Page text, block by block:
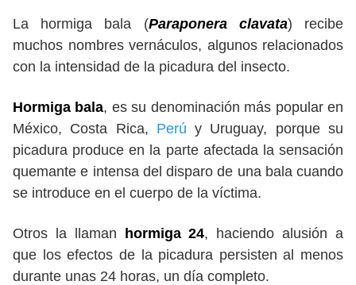
La hormiga bala (Paraponera clavata) recibe
muchos nombres vernáculos, algunos relacionados
con la intensidad de la picadura del insecto.
Hormiga bala, es su denominación más popular en
México, Costa Rica, Perúy Uruguay, porque su
picadura produce en la parte afectada la sensación
quemante e intensa del disparo de una bala cuando
se introduce en el cuerpo de la víctima.
Otros la llaman hormiga 24, haciendo alusión a
que los efectos de la picadura persisten al menos
durante unas 24 horas, un día completo.